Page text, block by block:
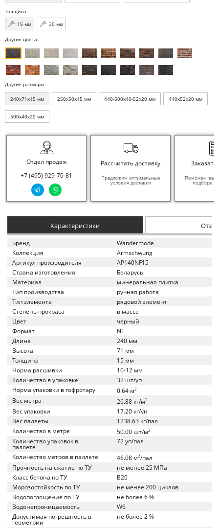
Толщина:
15 мм
30 мм
Другие цвета:
Другие размеры:
240x71x15 мм 250x50x15 мм 440-500x40-52x20 мм 440x52x20 мм
500x40x20 мм
Отдел продаж
+7 (495) 929-70-81
Рассчитать доставку
Предложим оптимальные
условия доставки
Заказать
Поможем вам
подборе
Характеристики
Бренд
Wandermode
Коллекция
Armschwung
Артикул производителя
AP140NF15
Страна изготовления
Беларусь
Материал
минеральная плитка
Тип производства
ручная работа
Тип элемента
рядовой элемент
Степень прокраса
в массе
Цвет
черный
Формат
NF
Длина
240 мм
Высота
71 мм
Толщина
15 мм
Норма расшивки
10-12 мм
Количество в упаковке
32 шт/уп
Норма упаковки в гофротару
0.64 м2
Вес метра 26.88 кг/м2
Вес упаковки
17.20 кг/уп
Вес паллеты
1238.63 кг/пал
Количество в метре
50.00 шт/м2
Количество упаковок в
паллете
72 уп/пал
Количество метров в паллете 46.08 м2/пал
Прочность на сжатие по ТУ
не менее 25 МПа
Класс бетона по ТУ
B20
Морозостойкость по ТУ
не менее 200 циклов
Водопоглощение по ТУ
не более 6 %
Водонепроницаемость
W6
Допустимая погрешность в
геометрии
не более 2 %